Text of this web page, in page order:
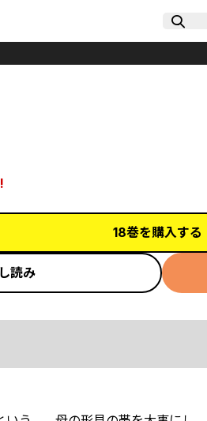
18巻を購入する
読み